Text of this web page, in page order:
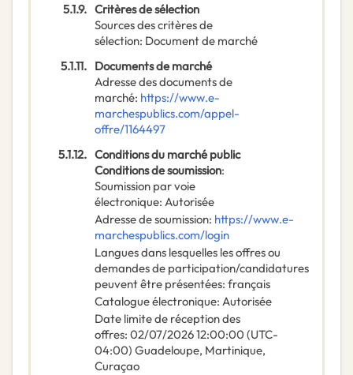
5.1.9. Critères de sélection
Sources des critères de
sélection: Document de marché
5.1.11. Documents de marché
Adresse des documents de
marché: https://www.e-
marchespublics.com/appel-
offre/1164497
5.1.12. Conditions du marché public
Conditions de soumission:
Soumission par voie
électronique: Autorisée
Adresse de soumission: https://www.e-
marchespublics.com/login
Langues dans lesquelles les offres ou
demandes de participation/candidatures
peuvent être présentées: français
Catalogue électronique: Autorisée
Date limite de réception des
offres: 02/07/202612:00:00 (UTC-
04:00) Guadeloupe, Martinique,
Curaçao